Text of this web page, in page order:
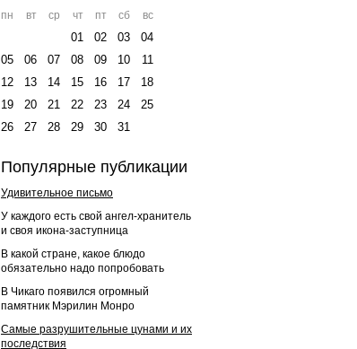
пн вт ср чт пт сб вс
01 02 03
04
05
06 07 08 09 10
11
12
13 14 15 16 17
18
19
20 21 22 23 24
25
26
27 28 29 30 31
Популярные публикации
Удивительное письмо
У каждого есть свой ангел-хранитель
и своя икона-заступница
В какой стране, какое блюдо
обязательно надо попробовать
В Чикаго появился огромный
памятник Мэрилин Монро
Самые разрушительные цунами и их
последствия